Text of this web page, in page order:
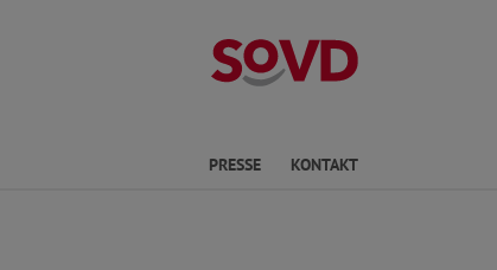
Kreisverband
PRESSE KONTAKT